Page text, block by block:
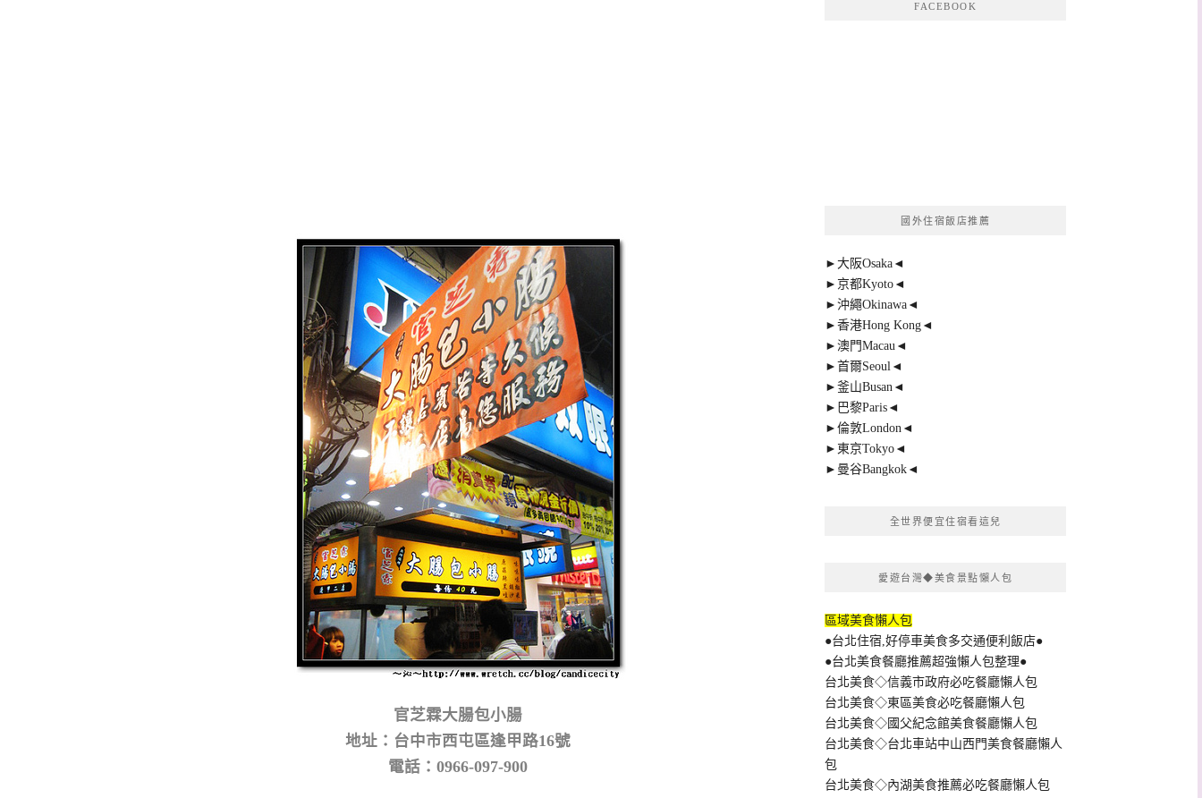
官芝霖大腸包小腸
地址：台中市西屯區逢甲路16號
電話：0966-097-900
FACEBOOK
國外住宿飯店推薦
►大阪Osaka◄
►京都Kyoto◄
►沖繩Okinawa◄
►香港Hong Kong◄
►澳門Macau◄
►首爾Seoul◄
►釜山Busan◄
►巴黎Paris◄
►倫敦London◄
►東京Tokyo◄
►曼谷Bangkok◄
全世界便宜住宿看這兒
愛遊台灣◆美食景點懶人包
區域美食懶人包
●台北住宿,好停車美食多交通便利飯店●
●台北美食餐廳推薦超強懶人包整理●
台北美食◇信義市政府必吃餐廳懶人包
台北美食◇東區美食必吃餐廳懶人包
台北美食◇國父紀念館美食餐廳懶人包
台北美食◇台北車站中山西門美食餐廳懶人
包
台北美食◇內湖美食推薦必吃餐廳懶人包